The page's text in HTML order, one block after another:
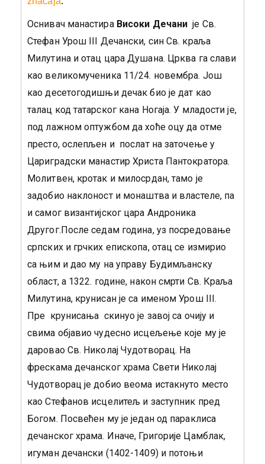
Оснивач манастираВисоки Дечани је Св.
Стефан Урош III Дечански, син Св. краља
Милутина и отац цара Душана. Црква га слави
као великомученика 11/24. новембра. Још
као десетогодишњи дечак био је дат као
талац код татарског кана Ногаја. У младости је,
под лажном оптужбом да хоће оцу да отме
престо, ослепљен и послат на заточење у
Цариградски манастир Христа Пантократора.
Молитвен, кротак и милосрдан, тамо је
задобио наклоност и монаштва и властеле, па
и самог византијског цара Андроника
Другог.После седам година, уз посредовање
српских и грчких епископа, отац се измирио
са њим и дао му на управу Будимљанску
област, а 1322. године, након смрти Св. Краља
Милутина, крунисан је са именом Урош III.
Пре крунисања скинуо је завој са очију и
свима објавио чудесно исцељење које му је
даровао Св. Николај Чудотворац. На
фрескама дечанског храма Свети Николај
Чудотворац је добио веома истакнуто место
као Стефанов исцелитељ и заступник пред
Богом. Посвећен му је један од параклиса
дечанског храма. Иначе, Григорије Цамблак,
игуман дечански (1402-1409) и потоњи